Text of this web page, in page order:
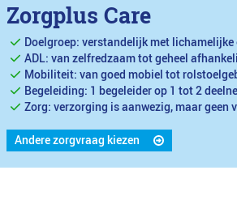
Zorgplus Care
Doelgroep: verstandelijk met lichamelijke
ADL: van zelfredzaam tot geheel
Mobiliteit: van goed mobiel tot
Begeleiding: 1 begeleider op 1 tot 2
Zorg: verzorging is aanwezig, maar geen
Andere zorgvraag kiezen